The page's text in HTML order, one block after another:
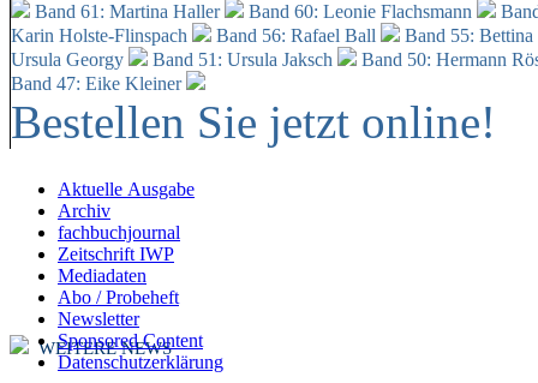
Band 61: Martina Haller
Band 60: Leonie Flachsmann
Karin Holste-Flinspach
Band 56: Rafael Ball
Band 55:
Ursula Georgy
Band 51: Ursula Jaksch Band 50: Hermann
Band 47: Eike Kleiner
Bestellen Sie jetzt online!
Aktuelle Ausgabe
Archiv
fachbuchjournal
Zeitschrift IWP
Mediadaten
Abo / Probeheft
Newsletter
Sponsored Content
Datenschutzerklärung
WEITERE NEWS